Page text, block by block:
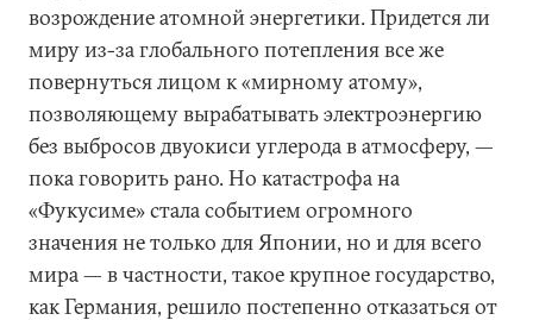
возрождение атомной энергетики. Придется ли
миру из-за глобального потепления все же
повернуться лицом к «мирному атому»,
позволяющему вырабатывать электроэнергию
без выбросов двуокиси углерода в атмосферу, —
пока говорить рано. Но катастрофа на
«Фукусиме» стала событием огромного
значения не только для Японии, но и для всего
мира — в частности, такое крупное государство,
как Германия, решило постепенно отказаться от